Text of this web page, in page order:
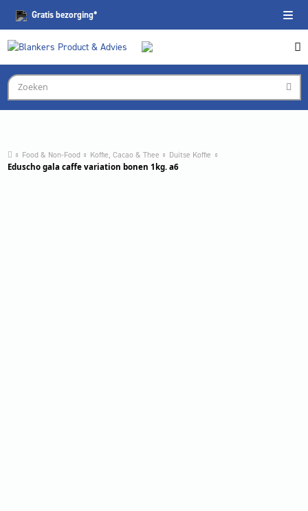
Gratisbezorging*
Food & Non-Food Koffie, Cacao & Thee Duitse Koffie
Eduscho gala caffe variation bonen 1kg. a6